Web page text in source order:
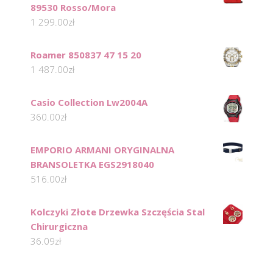
89530 Rosso/Mora
1 299.00zł
Roamer 850837 47 15 20
1 487.00zł
Casio Collection Lw2004A
360.00zł
EMPORIO ARMANI ORYGINALNA
BRANSOLETKA EGS2918040
516.00zł
Kolczyki Złote Drzewka Szczęścia Stal
Chirurgiczna
36.09zł